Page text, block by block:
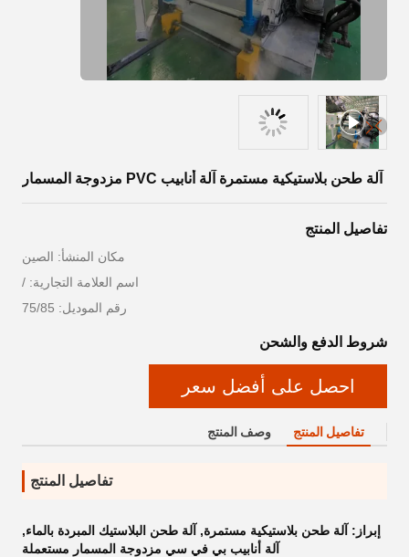
آلة طحن بلاستيكية مستمرة آلة أنابيب PVC مزدوجة المسمار
تفاصيل المنتج
مكان المنشأ: الصين
اسم العلامة التجارية: /
رقم الموديل: 75/85
شروط الدفع والشحن
احصل على أفضل سعر
تفاصيل المنتج وصف المنتج
تفاصيل المنتج
إبراز: آلة طحن بلاستيكية مستمرة, آلة طحن البلاستيك المبردة بالماء,
آلة أنابيب بي في سي مزدوجة المسمار مستعملة